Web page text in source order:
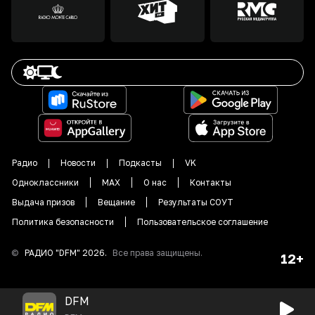
Радио Новости Подкасты
VK
Одноклассники
MAX О нас
Контакты
Выдача призов
Вещание
Результаты СОУТ
Политика безопасности
Пользовательское соглашение
© РАДИО "DFM" 2026. Все права защищены. 12+
DFM